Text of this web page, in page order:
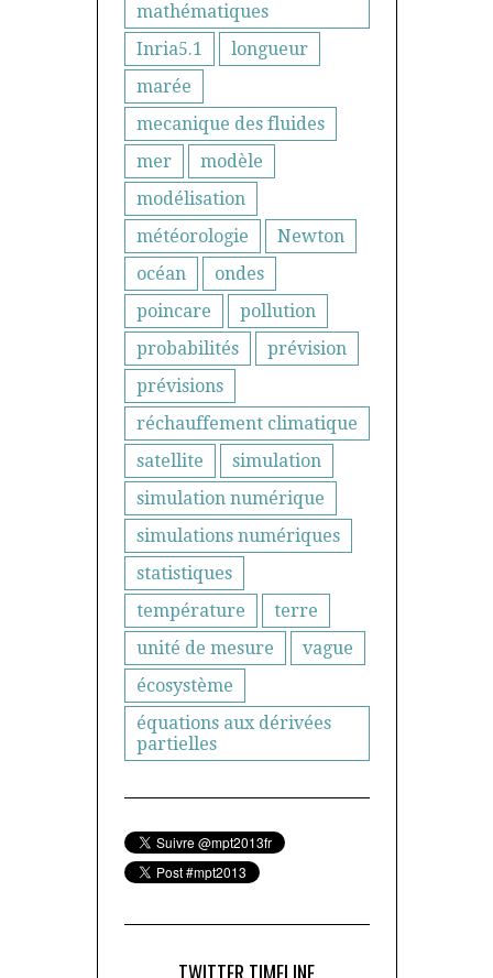
mathématiques
Inria5.1
longueur
marée
mecanique des fluides
mer
modèle
modélisation
météorologie
Newton
océan
ondes
poincare
pollution
probabilités
prévision
prévisions
réchauffement climatique
satellite
simulation
simulation numérique
simulations numériques
statistiques
température
terre
unité de mesure
vague
écosystème
équations aux dérivées
partielles